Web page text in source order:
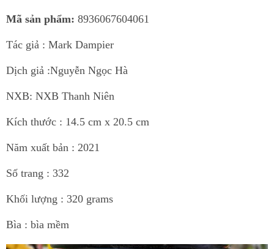
Mã sản phẩm: 8936067604061
Tác giả : Mark Dampier
Dịch giả :Nguyễn Ngọc Hà
NXB: NXB Thanh Niên
Kích thước : 14.5 cm x 20.5 cm
Năm xuất bản : 2021
Số trang : 332
Khối lượng : 320 grams
Bìa : bìa mềm